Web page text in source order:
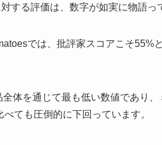
する評価は、数字が如実に物語っ
では、批評家スコアこそ55%
体を通じて最も低い数値であり
ても圧倒的に下回っています。